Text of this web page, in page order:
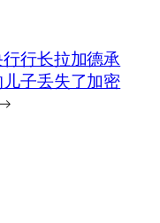
行长拉加德承
子丢失了加密